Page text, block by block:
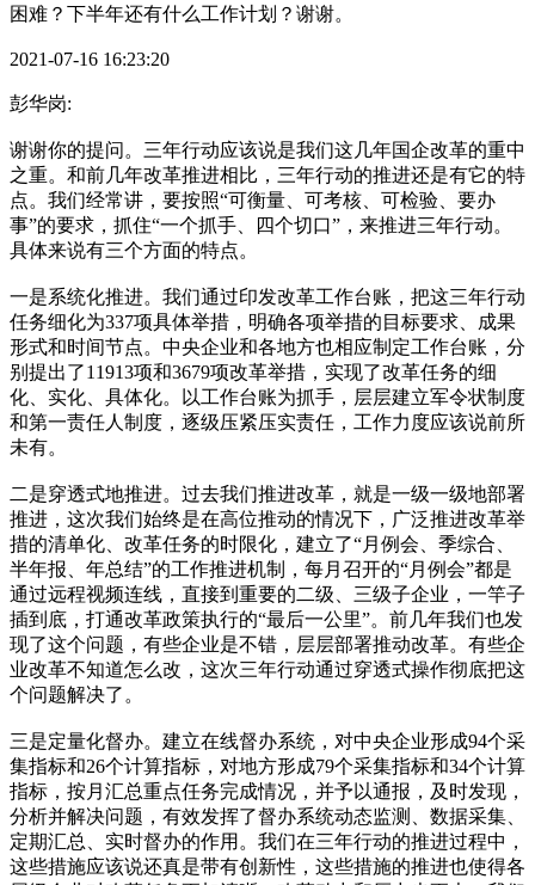
困难？下半年还有什么工作计划？谢谢。
2021-07-16 16:23:20
彭华岗:
谢谢你的提问。三年行动应该说是我们这几年国企改革的重中
之重。和前几年改革推进相比，三年行动的推进还是有它的特
点。我们经常讲，要按照“可衡量、可考核、可检验、要办
事”的要求，抓住“一个抓手、四个切口”，来推进三年行动。
具体来说有三个方面的特点。
一是系统化推进。我们通过印发改革工作台账，把这三年行动
任务细化为337项具体举措，明确各项举措的目标要求、成果
形式和时间节点。中央企业和各地方也相应制定工作台账，分
别提出了11913项和3679项改革举措，实现了改革任务的细
化、实化、具体化。以工作台账为抓手，层层建立军令状制度
和第一责任人制度，逐级压紧压实责任，工作力度应该说前所
未有。
二是穿透式地推进。过去我们推进改革，就是一级一级地部署
推进，这次我们始终是在高位推动的情况下，广泛推进改革举
措的清单化、改革任务的时限化，建立了“月例会、季综合、
半年报、年总结”的工作推进机制，每月召开的“月例会”都是
通过远程视频连线，直接到重要的二级、三级子企业，一竿子
插到底，打通改革政策执行的“最后一公里”。前几年我们也发
现了这个问题，有些企业是不错，层层部署推动改革。有些企
业改革不知道怎么改，这次三年行动通过穿透式操作彻底把这
个问题解决了。
三是定量化督办。建立在线督办系统，对中央企业形成94个采
集指标和26个计算指标，对地方形成79个采集指标和34个计算
指标，按月汇总重点任务完成情况，并予以通报，及时发现，
分析并解决问题，有效发挥了督办系统动态监测、数据采集、
定期汇总、实时督办的作用。我们在三年行动的推进过程中，
这些措施应该说还真是带有创新性，这些措施的推进也使得各